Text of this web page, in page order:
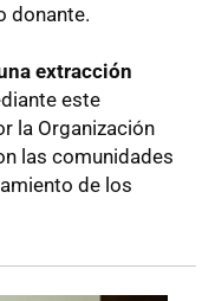
donante.
extracción
este
la Organización
las comunidades
de los